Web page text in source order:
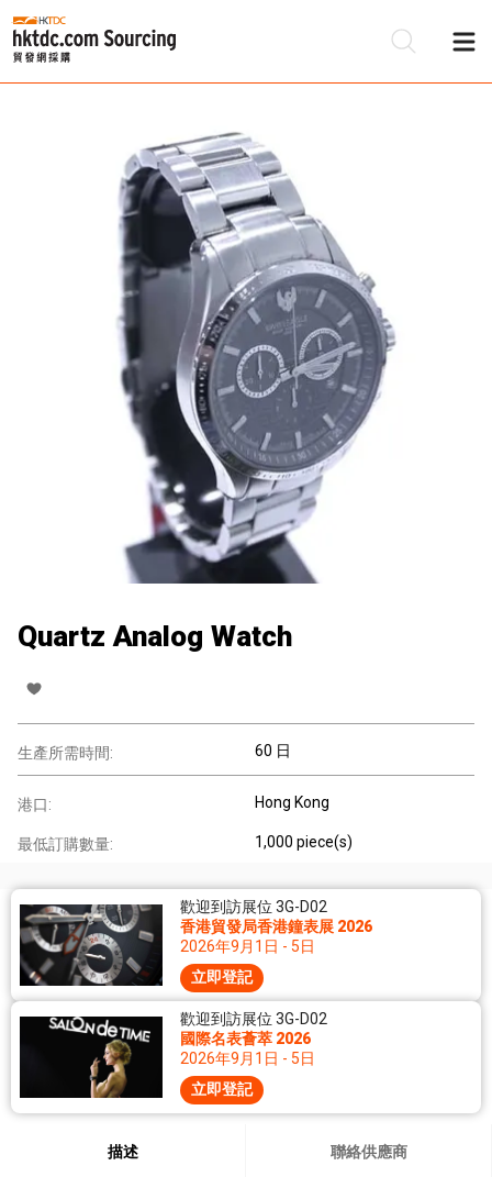
Quartz Analog Watch
生產所需時間: 60 日
港口: Hong Kong
最低訂購數量: 1,000 piece(s)
歡迎到訪展位 3G-D02
香港貿發局香港鐘表展 2026
2026年9月1日 - 5日
立即登記
歡迎到訪展位 3G-D02
國際名表薈萃 2026
2026年9月1日 - 5日
立即登記
描述 聯絡供應商